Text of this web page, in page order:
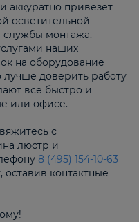
аккуратно привезет
осветительной
службы монтажа.
наших
на оборудование
лучше доверить работу
всё быстро и
или офисе.
с
люстр и
8 (495) 154-10-63
контактные